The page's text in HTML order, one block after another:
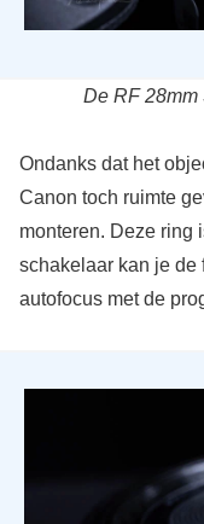
De RF 28mm
Ondanks dat het
Canon toch ruimte
monteren. Deze ring
schakelaar kan je de
autofocus met de